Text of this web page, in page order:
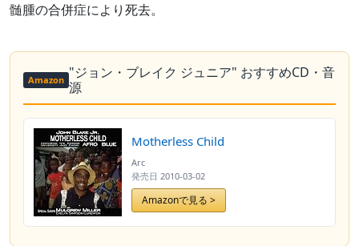
髄腫の合併症により死去。
Amazon "ジョン・ブレイク ジュニア" おすすめCD・音
源
Motherless Child
Arc
発売日 2010-03-02
Amazonで見る >